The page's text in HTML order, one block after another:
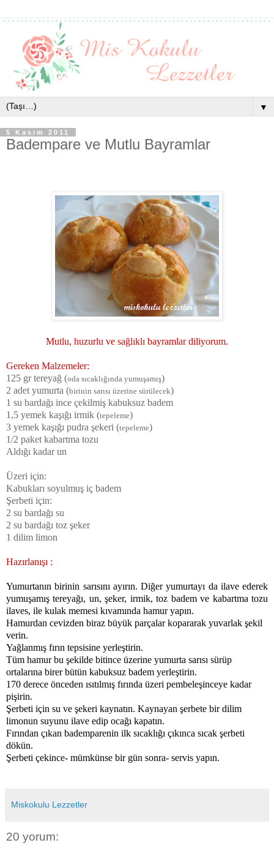
▼
5 Kasım 2011
Badempare ve Mutlu Bayramlar
Mutlu, huzurlu ve sağlıklı bayramlar diliyorum.
Gereken Malzemeler:
125 gr tereyağ (oda sıcaklığında yumuşamış)
2 adet yumurta (birinin sarısı üzerine sürülecek)
1 su bardağı ince çekilmiş kabuksuz badem
1,5 yemek kaşığı irmik (tepeleme)
3 yemek kaşığı pudra şekeri (tepeleme)
1/2 paket kabartma tozu
Aldığı kadar un
Üzeri için:
Kabukları soyulmuş iç badem
Şerbeti için:
2 su bardağı su
2 su bardağı toz şeker
1 dilim limon
Hazırlanışı :
Yumurtanın birinin sarısını ayırın. Diğer yumurtayı da ilave ederek
yumuşamış tereyağı, un, şeker, irmik, toz badem ve kabartma tozu
ilaves, ile kulak memesi kıvamında hamur yapın.
Hamurdan cevizden biraz büyük parçalar kopararak yuvarlak şekil
verin.
Yağlanmış fırın tepsisine yerleştirin.
Tüm hamur bu şekilde bitince üzerine yumurta sarısı sürüp
ortalarına birer bütün kabuksuz badem yerleştirin.
170 derece önceden ısıtılmış fırında üzeri pembeleşinceye kadar
pişirin.
Şerbeti için su ve şekeri kaynatın. Kaynayan şerbete bir dilim
limonun suyunu ilave edip ocağı kapatın.
Fırından çıkan bademparenin ilk sıcaklığı çıkınca sıcak şerbeti
dökün.
Şerbeti çekince- mümkünse bir gün sonra- servis yapın.
Miskokulu Lezzetler
20 yorum: